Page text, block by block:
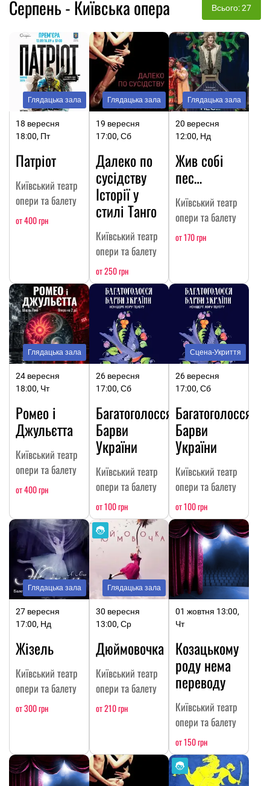
Серпень - Київська опера Всього: 27
Глядацька зала
18 вересня
18:00, Пт
Патріот
Київський театр
опери та балету
от 400 грн
Глядацька зала
19 вересня
17:00, Сб
Далеко по
сусідству
Історії у
стилі Танго
Київський театр
опери та балету
от 250 грн
Глядацька зала
20 вересня
12:00, Нд
Жив собі
пес…
Київський театр
опери та балету
от 170 грн
Глядацька зала
24 вересня
18:00, Чт
Ромео і
Джульєтта
Київський театр
опери та балету
от 400 грн
26 вересня
17:00, Сб
Багатоголосся.
Барви
України
Київський театр
опери та балету
от 100 грн
Сцена-Укриття
26 вересня
17:00, Сб
Багатоголосся.
Барви
України
Київський театр
опери та балету
от 100 грн
Глядацька зала
27 вересня
17:00, Нд
Жізель
Київський театр
опери та балету
от 300 грн
Глядацька зала
30 вересня
13:00, Ср
Дюймовочка
Київський театр
опери та балету
от 210 грн
01 жовтня 13:00,
Чт
Козацькому
роду нема
переводу
Київський театр
опери та балету
от 150 грн